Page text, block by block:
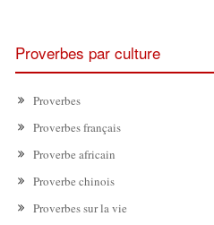
Proverbes par culture
Proverbes
Proverbes français
Proverbe africain
Proverbe chinois
Proverbes sur la vie